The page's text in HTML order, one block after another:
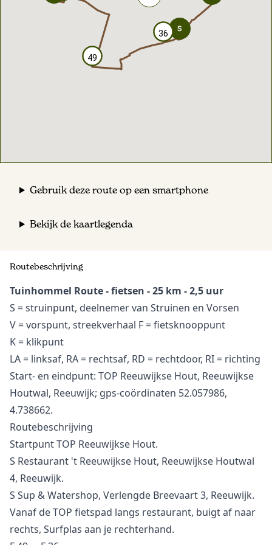
49
36
49
36
Gebruik deze route op een smartphone
Bekijk de kaartlegenda
Routebeschrijving
Tuinhommel Route - fietsen - 25 km - 2,5 uur
S = struinpunt, deelnemer van Struinen en Vorsen
V = vorspunt, streekverhaal F = fietsknooppunt
K = klikpunt
LA = linksaf, RA = rechtsaf, RD = rechtdoor, RI = richting
Start- en eindpunt: TOP Reeuwijkse Hout, Reeuwijkse
Houtwal, Reeuwijk; gps-coördinaten 52.057986,
4.738662.
Routebeschrijving
Startpunt TOP Reeuwijkse Hout.
S Restaurant 't Reeuwijkse Hout, Reeuwijkse Houtwal
4, Reeuwijk.
S Sup & Watershop, Verlengde Breevaart 3, Reeuwijk.
Vanaf de TOP fietspad langs restaurant, buigt af naar
rechts, Surfplas aan je rechterhand.